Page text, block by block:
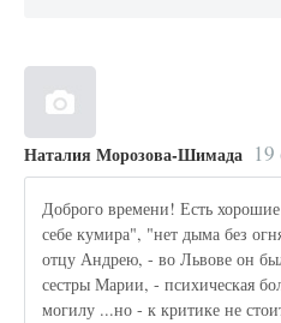
Наталия Морозова-Шимада
Доброго времени! Есть
себе кумира", "нет дыма без
отцу Андрею, - во Львове он
сестры Марии, - психическая
могилу ...но - к критике не